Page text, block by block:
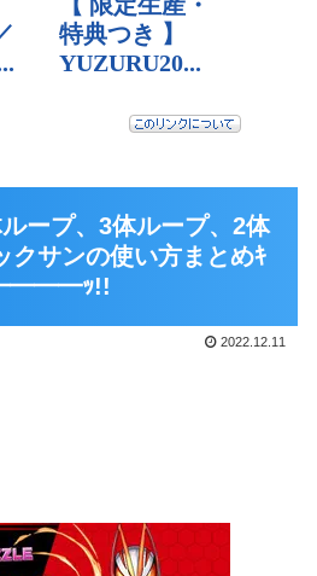
ループ、3体ループ、2体
クサンの使い方まとめｷ
ｯ!!
2022.12.11